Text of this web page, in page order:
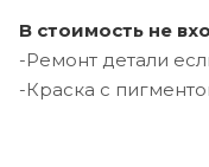
В стоимость не
-Ремонт детали
-Краска с